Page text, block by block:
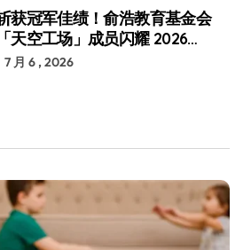
获冠军佳绩！俞浩教育基金会
「天空工场」成员闪耀 2026
机器人世界杯
7 月 6 , 2026